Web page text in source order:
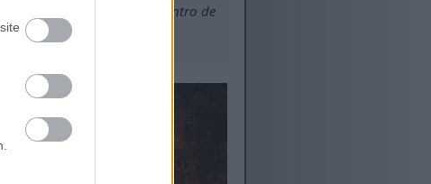
Escavador de Pedra dentro de
elevadas.